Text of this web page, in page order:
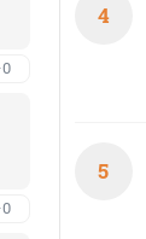
4
5